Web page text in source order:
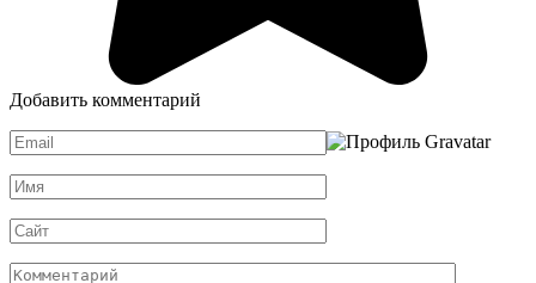
Добавить комментарий
Email
*
Имя
*
Сайт
Комментарий